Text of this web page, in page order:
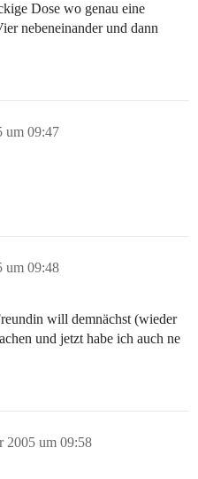
Dose wo genau eine
nebeneinander und dann
um 09:47
um 09:48
will demnächst (wieder
und jetzt habe ich auch ne
2005 um 09:58